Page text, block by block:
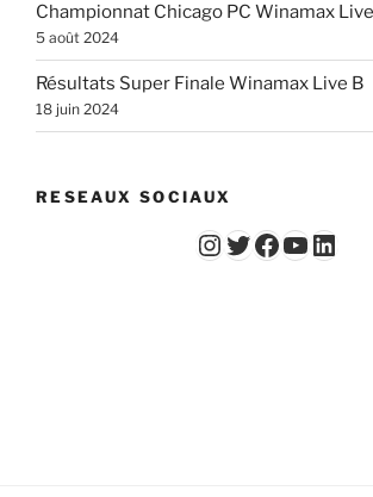
Championnat Chicago PC Winamax
5 août 2024
Résultats Super Finale Winamax Live B
18 juin 2024
RESEAUX SOCIAUX
Instagram
Twitter
Facebook
YouTube - Vidéos du Chicago Poker Club